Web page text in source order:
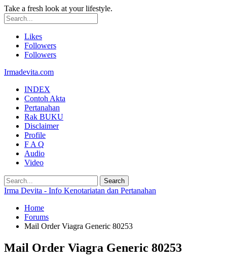
Take a fresh look at your lifestyle.
Likes
Followers
Followers
Irmadevita.com
INDEX
Contoh Akta
Pertanahan
Rak BUKU
Disclaimer
Profile
F A Q
Audio
Video
Irma Devita - Info Kenotariatan dan Pertanahan
Home
Forums
Mail Order Viagra Generic 80253
Mail Order Viagra Generic 80253